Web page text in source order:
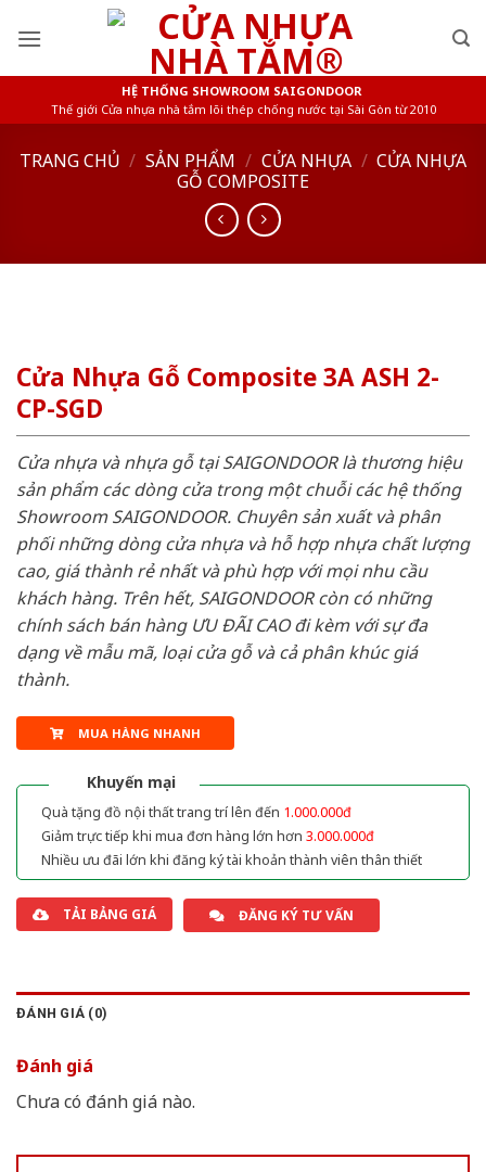
HỆ THỐNG SHOWROOM SAIGONDOOR
Thế giới Cửa nhựa nhà tắm lõi thép chống nước tại Sài Gòn từ 2010
TRANG CHỦ / SẢN PHẨM / CỬA NHỰA / CỬA NHỰA
GỖ COMPOSITE
Cửa Nhựa Gỗ Composite 3A ASH 2-
CP-SGD
Cửa nhựa và nhựa gỗ tại SAIGONDOOR là thương hiệu
sản phẩm các dòng cửa trong một chuỗi các hệ thống
Showroom SAIGONDOOR. Chuyên sản xuất và phân
phối những dòng cửa nhựa và hỗ hợp nhựa chất lượng
cao, giá thành rẻ nhất và phù hợp với mọi nhu cầu
khách hàng. Trên hết, SAIGONDOOR còn có những
chính sách bán hàng ƯU ĐÃI CAO đi kèm với sự đa
dạng về mẫu mã, loại cửa gỗ và cả phân khúc giá
thành.
MUA HÀNG NHANH
Khuyến mại
Quà tặng đồ nội thất trang trí lên đến 1.000.000đ
Giảm trực tiếp khi mua đơn hàng lớn hơn 3.000.000đ
Nhiều ưu đãi lớn khi đăng ký tài khoản thành viên thân thiết
TẢI BẢNG GIÁ ĐĂNG KÝ TƯ VẤN
ĐÁNH GIÁ (0)
Đánh giá
Chưa có đánh giá nào.